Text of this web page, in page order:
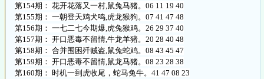
第154期： 花开花落又一村,鼠兔马猪。06 11 19 40
第155期： 一朝登天鸡犬鸣,虎龙猴狗。07 41 47 48
第156期： 一七二七今期爆,虎兔猴鸡。26 29 37 40
第157期： 开口恶毒不留情,牛龙羊猪。20 28 40 48
第158期： 合并围困歼贼盗,鼠兔蛇鸡。08 43 45 47
第159期： 开口恶毒不留情,鼠龙马猪。08 23 28 38
第160期： 时机一到虎收尾，蛇马兔牛。41 47 08 23